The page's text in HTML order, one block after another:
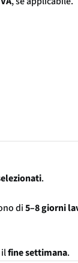
.
di5–8 giorni
fine settimana.